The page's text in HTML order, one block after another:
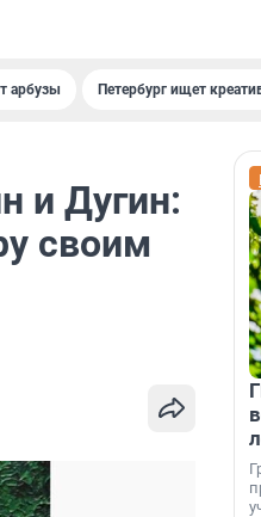
арбузы Петербург ищет
и Дугин:
своим